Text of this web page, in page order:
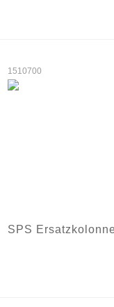
1510700
SPS